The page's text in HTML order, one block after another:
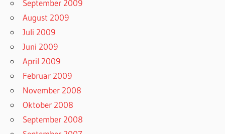
September 2009
August 2009
Juli 2009
Juni 2009
April 2009
Februar 2009
November 2008
Oktober 2008
September 2008